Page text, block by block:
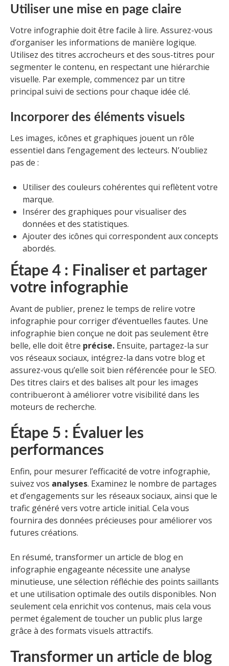
Utiliser une mise en page claire
Votre infographie doit être facile à lire. Assurez-vous
d’organiser les informations de manière logique.
Utilisez des titres accrocheurs et des sous-titres pour
segmenter le contenu, en respectant une hiérarchie
visuelle. Par exemple, commencez par un titre
principal suivi de sections pour chaque idée clé.
Incorporer des éléments visuels
Les images, icônes et graphiques jouent un rôle
essentiel dans l’engagement des lecteurs. N’oubliez
pas de :
Utiliser des couleurs cohérentes qui reflètent votre
marque.
Insérer des graphiques pour visualiser des
données et des statistiques.
Ajouter des icônes qui correspondent aux concepts
abordés.
Étape 4 : Finaliser et partager
votre infographie
Avant de publier, prenez le temps de relire votre
infographie pour corriger d’éventuelles fautes. Une
infographie bien conçue ne doit pas seulement être
belle, elle doit être précise. Ensuite, partagez-la sur
vos réseaux sociaux, intégrez-la dans votre blog et
assurez-vous qu’elle soit bien référencée pour le SEO.
Des titres clairs et des balises alt pour les images
contribueront à améliorer votre visibilité dans les
moteurs de recherche.
Étape 5 : Évaluer les
performances
Enfin, pour mesurer l’efficacité de votre infographie,
suivez vos analyses. Examinez le nombre de partages
et d’engagements sur les réseaux sociaux, ainsi que le
trafic généré vers votre article initial. Cela vous
fournira des données précieuses pour améliorer vos
futures créations.
En résumé, transformer un article de blog en
infographie engageante nécessite une analyse
minutieuse, une sélection réfléchie des points saillants
et une utilisation optimale des outils disponibles. Non
seulement cela enrichit vos contenus, mais cela vous
permet également de toucher un public plus large
grâce à des formats visuels attractifs.
Transformer un article de blog